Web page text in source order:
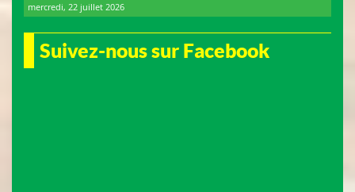
mercredi, 22 juillet 2026
Suivez-nous sur Facebook